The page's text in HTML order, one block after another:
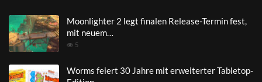
Moonlighter 2 legt finalen Release-Termin fest,
mit neuem…
5
Worms feiert 30 Jahre mit erweiterter Tabletop-